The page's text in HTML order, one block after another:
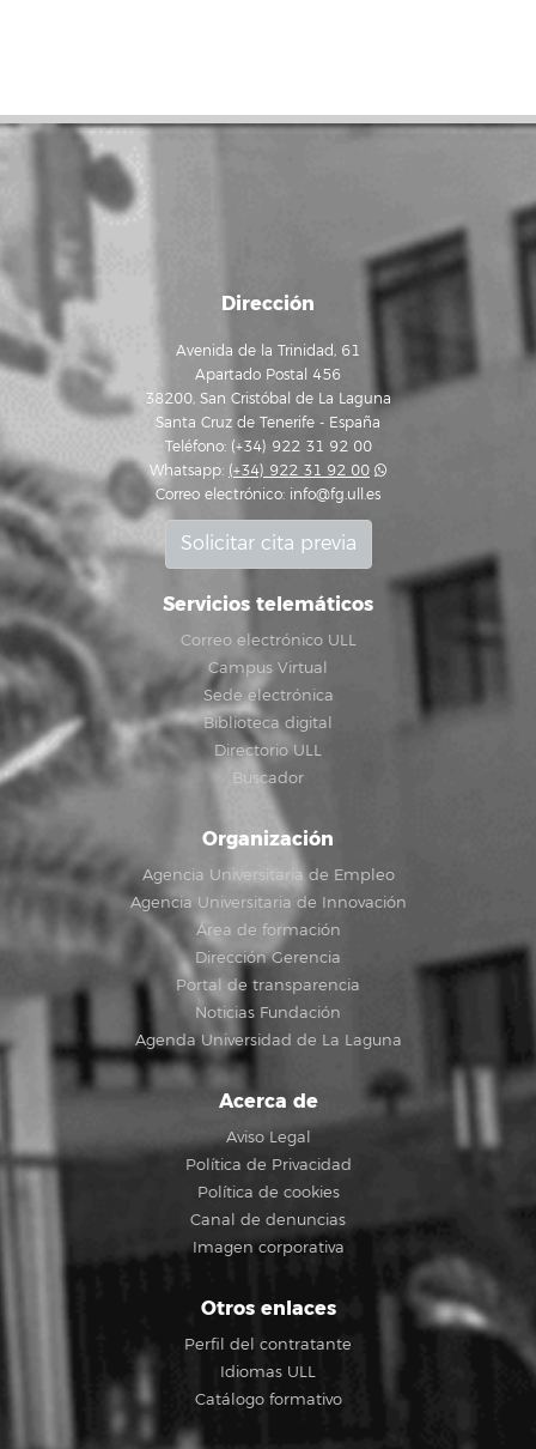
Dirección
Avenida de la Trinidad, 61
Apartado Postal 456
38200, San Cristóbal de La Laguna
Santa Cruz de Tenerife - España
Teléfono: (+34) 922 31 92 00
Whatsapp: (+34) 922 31 92 00
Correo electrónico: info@fg.ull.es
Solicitar cita previa
Servicios telemáticos
Correo electrónico ULL
Campus Virtual
Sede electrónica
Biblioteca digital
Directorio ULL
Buscador
Organización
Agencia Universitaria de Empleo
Agencia Universitaria de Innovación
Área de formación
Dirección Gerencia
Portal de transparencia
Noticias Fundación
Agenda Universidad de La Laguna
Acerca de
Aviso Legal
Política de Privacidad
Política de cookies
Canal de denuncias
Imagen corporativa
Otros enlaces
Perfil del contratante
Idiomas ULL
Catálogo formativo